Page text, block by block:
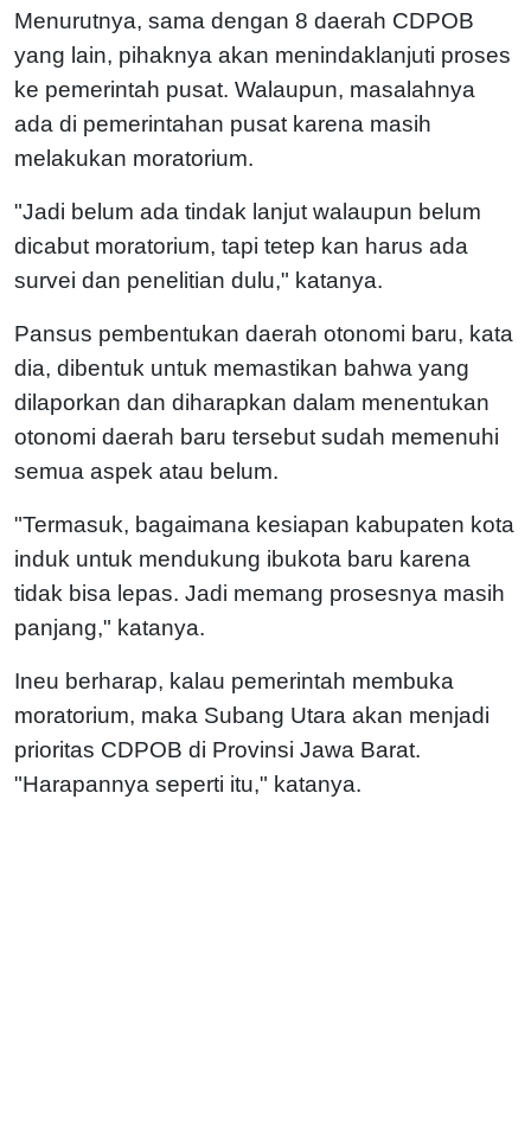
Menurutnya, sama dengan 8 daerah CDPOB
yang lain, pihaknya akan menindaklanjuti proses
ke pemerintah pusat. Walaupun, masalahnya
ada di pemerintahan pusat karena masih
melakukan moratorium.
"Jadi belum ada tindak lanjut walaupun belum
dicabut moratorium, tapi tetep kan harus ada
survei dan penelitian dulu," katanya.
Pansus pembentukan daerah otonomi baru, kata
dia, dibentuk untuk memastikan bahwa yang
dilaporkan dan diharapkan dalam menentukan
otonomi daerah baru tersebut sudah memenuhi
semua aspek atau belum.
"Termasuk, bagaimana kesiapan kabupaten kota
induk untuk mendukung ibukota baru karena
tidak bisa lepas. Jadi memang prosesnya masih
panjang," katanya.
Ineu berharap, kalau pemerintah membuka
moratorium, maka Subang Utara akan menjadi
prioritas CDPOB di Provinsi Jawa Barat.
"Harapannya seperti itu," katanya.